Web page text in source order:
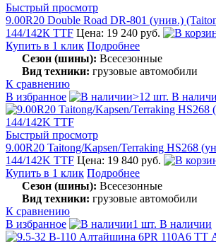
Быстрый просмотр
9.00R20 Double Road DR-801 (унив.)
144/142К ТТF Цена: 19 240 руб.
Купить в 1 клик Подробнее
Сезон (шины): Всесезонные
Вид техники: грузовые автомобили
К сравнению
В избранное
>12 шт. В
Быстрый просмотр
9.00R20 Taitong/Kapsen/Terraking HS268
144/142K TTF Цена: 19 840 руб.
Купить в 1 клик Подробнее
Сезон (шины): Всесезонные
Вид техники: грузовые автомобили
К сравнению
В избранное
1 шт. В наличии